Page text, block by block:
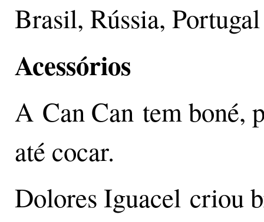
Brasil, Rússia,
Acessórios
A Can Can tem boné,
até cocar.
Dolores Iguacel criou